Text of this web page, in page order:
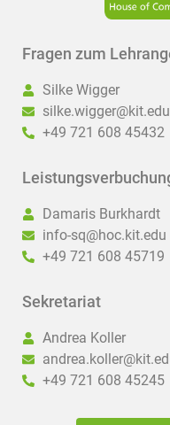
Fragen zum
Silke Wigger
silke.wigger@kit.edu
+49 721 608 45432
Damaris Burkhardt
info-sq@hoc.kit.edu
+49 721 608 45719
Sekretariat
Andrea Koller
+49 721 608 45245